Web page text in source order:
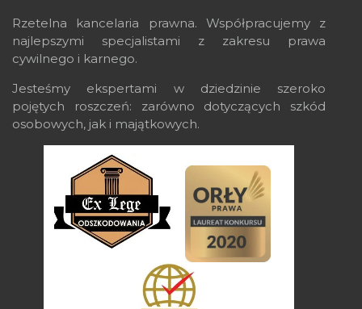
Rzetelna kancelaria prawna. Współpracujemy z
najlepszymi specjalistami z zakresu prawa
cywilnego i karnego.
Jesteśmy ekspertami w dziedzinie szeroko
pojętych roszczeń: zarówno dotyczących szkód
osobowych, jak i majątkowych.